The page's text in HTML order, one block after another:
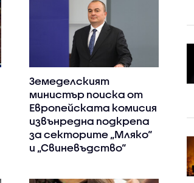
Земеделският
министър поиска от
Европейската комисия
извънредна подкрепа
за секторите „Мляко“
и „Свиневъдство“